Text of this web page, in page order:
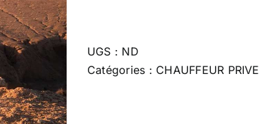
DESERT
UGS : ND
Catégories : CHAUFFEUR PRIVE